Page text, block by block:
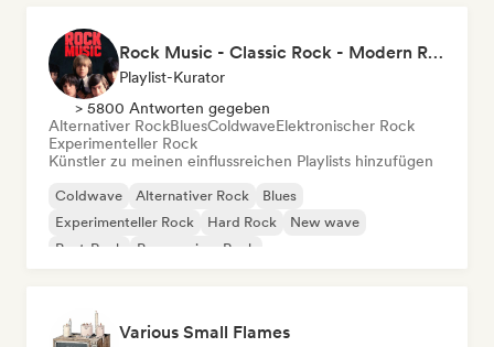
Rock Music - Classic Rock - Modern Rock
Playlist-Kurator
> 5800 Antworten gegeben
Alternativer RockBluesColdwaveElektronischer Rock
Experimenteller Rock
Künstler zu meinen einflussreichen Playlists hinzufügen
Coldwave Alternativer Rock
Blues
Experimenteller Rock
Hard Rock
New wave
Post-Rock
Progressiver Rock
Various Small Flames